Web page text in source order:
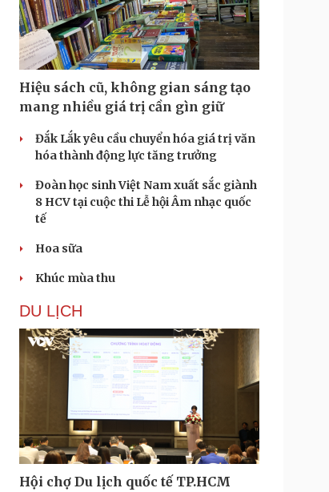
Hiệu sách cũ, không gian sáng tạo
mang nhiều giá trị cần gìn giữ
Đắk Lắk yêu cầu chuyển hóa giá trị văn
hóa thành động lực tăng trưởng
Đoàn học sinh Việt Nam xuất sắc giành
8 HCV tại cuộc thi Lễ hội Âm nhạc quốc
tế
Hoa sữa
Khúc mùa thu
DU LỊCH
Hội chợ Du lịch quốc tế TP.HCM